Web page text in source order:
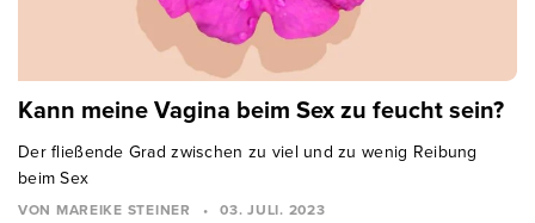
Kann meine Vagina beim Sex zu feucht sein?
Der fließende Grad zwischen zu viel und zu wenig Reibung
beim Sex
VON MAREIKE STEINER • 03. JULI. 2023